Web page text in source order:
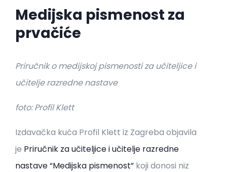
Medijska pismenost za
prvačiće
Priručnik o medijskoj pismenosti za učiteljice i
učitelje razredne nastave
foto: Profil Klett
Izdavačka kuća Profil Klett iz Zagreba objavila
je Priručnik za učiteljice i učitelje razredne
nastave “Medijska pismenost” koji donosi niz